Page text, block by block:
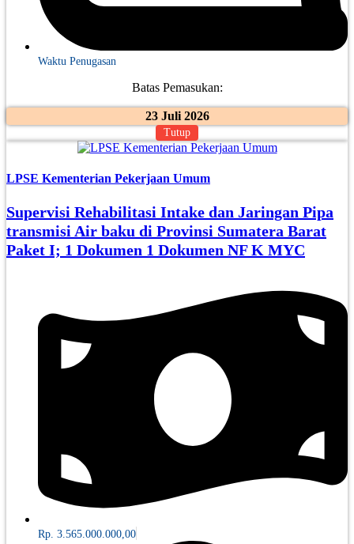
Waktu Penugasan
Batas Pemasukan:
23 Juli 2026
Tutup
LPSE Kementerian Pekerjaan Umum
Supervisi Rehabilitasi Intake dan Jaringan Pipa
transmisi Air baku di Provinsi Sumatera Barat
Paket I; 1 Dokumen 1 Dokumen NF K MYC
Rp. 3.565.000.000,00